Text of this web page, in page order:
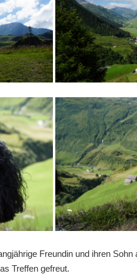
Freundin und ihren
Treffen gefreut.